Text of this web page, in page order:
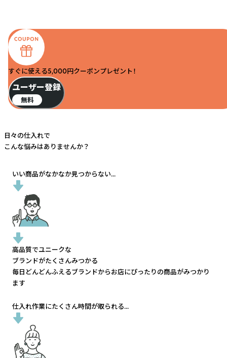
すぐに使える5,000円クーポンプレゼント！
ユーザー登録
無料
日々の仕入れで
こんな悩みはありませんか？
いい商品がなかなか見つからない...
高品質でユニークな
ブランドがたくさんみつかる
毎日どんどんふえるブランドからお店にぴったりの商品がみつかり
ます
仕入れ作業にたくさん時間が取られる...